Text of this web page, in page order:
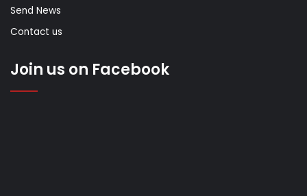
Send News
Contact us
Join us on Facebook